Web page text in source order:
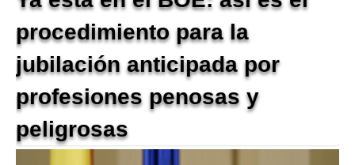
procedimiento para la
jubilación anticipada por
profesiones penosas y
peligrosas